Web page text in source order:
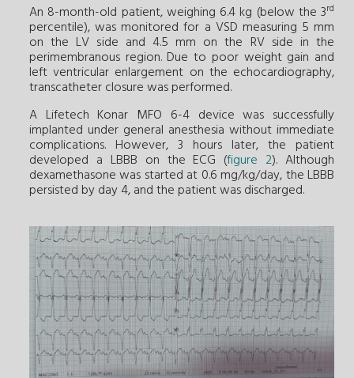
An 8-month-old patient, weighing 6.4 kg (below the 3rd
percentile), was monitored for a VSD measuring 5 mm
on the LV side and 4.5 mm on the RV side in the
perimembranous region. Due to poor weight gain and
left ventricular enlargement on the echocardiography,
transcatheter closure was performed.
A Lifetech Konar MFO 6-4 device was successfully
implanted under general anesthesia without immediate
complications. However, 3 hours later, the patient
developed a LBBB on the ECG (figure 2). Although
dexamethasone was started at 0.6 mg/kg/day, the LBBB
persisted by day 4, and the patient was discharged.